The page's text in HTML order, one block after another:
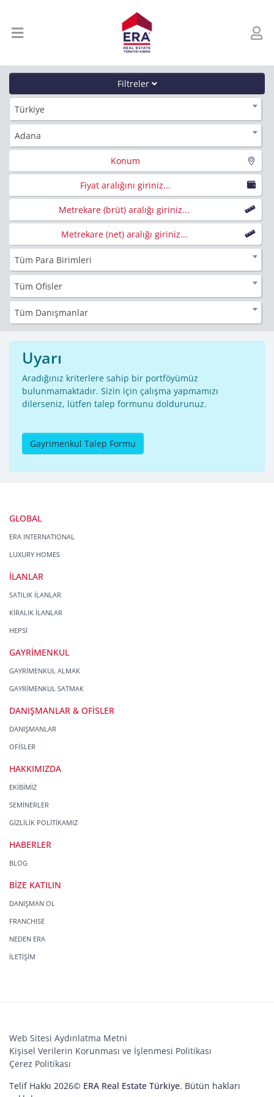
Filtreler
Türkiye
Adana
Konum
Fiyat aralığını giriniz...
Metrekare (brüt) aralığı giriniz...
Metrekare (net) aralığı giriniz...
Tüm Para Birimleri
Tüm Ofisler
Tüm Danışmanlar
Uyarı
Aradığınız kriterlere sahip bir portföyümüz
bulunmamaktadır. Sizin için çalışma yapmamızı
dilerseniz, lütfen talep formunu doldurunuz.
Gayrimenkul Talep Formu
GLOBAL
ERA INTERNATIONAL
LUXURY HOMES
İLANLAR
SATILIK İLANLAR
KİRALIK İLANLAR
HEPSİ
GAYRİMENKUL
GAYRİMENKUL ALMAK
GAYRİMENKUL SATMAK
DANIŞMANLAR & OFİSLER
DANIŞMANLAR
OFİSLER
HAKKIMIZDA
EKİBİMİZ
SEMİNERLER
GİZLİLİK POLİTİKAMIZ
HABERLER
BLOG
BİZE KATILIN
DANIŞMAN OL
FRANCHISE
NEDEN ERA
İLETİŞİM
Web Sitesi Aydınlatma Metni
Kişisel Verilerin Korunması ve İşlenmesi Politikası
Çerez Politikası
Telif Hakkı 2026© ERA Real Estate Türkiye. Bütün hakları